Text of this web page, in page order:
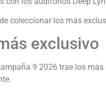
coleccionar los más
exclusivo
9 2026 trae los